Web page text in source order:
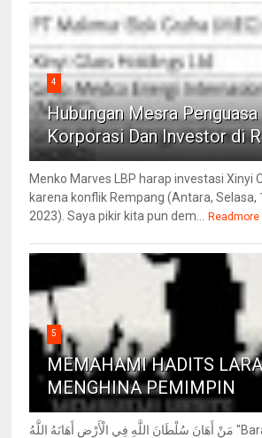
4
Hubungan Mesra Penguasa
Korporasi Dan Investor di
Menko Marves LBP harap investasi Xinyi
karena konflik Rempang (Antara,
2023). Saya pikir kita pun dem...
Readmore
5
MEMAHAMI HADITS
MENGHINA PEMIMPIN
مَنْ أَهَانَ سُلْطَانَ اللَّهِ فِي الْأَرْضِ أَهَانَهُ اللَّهُ "Barangsiapa